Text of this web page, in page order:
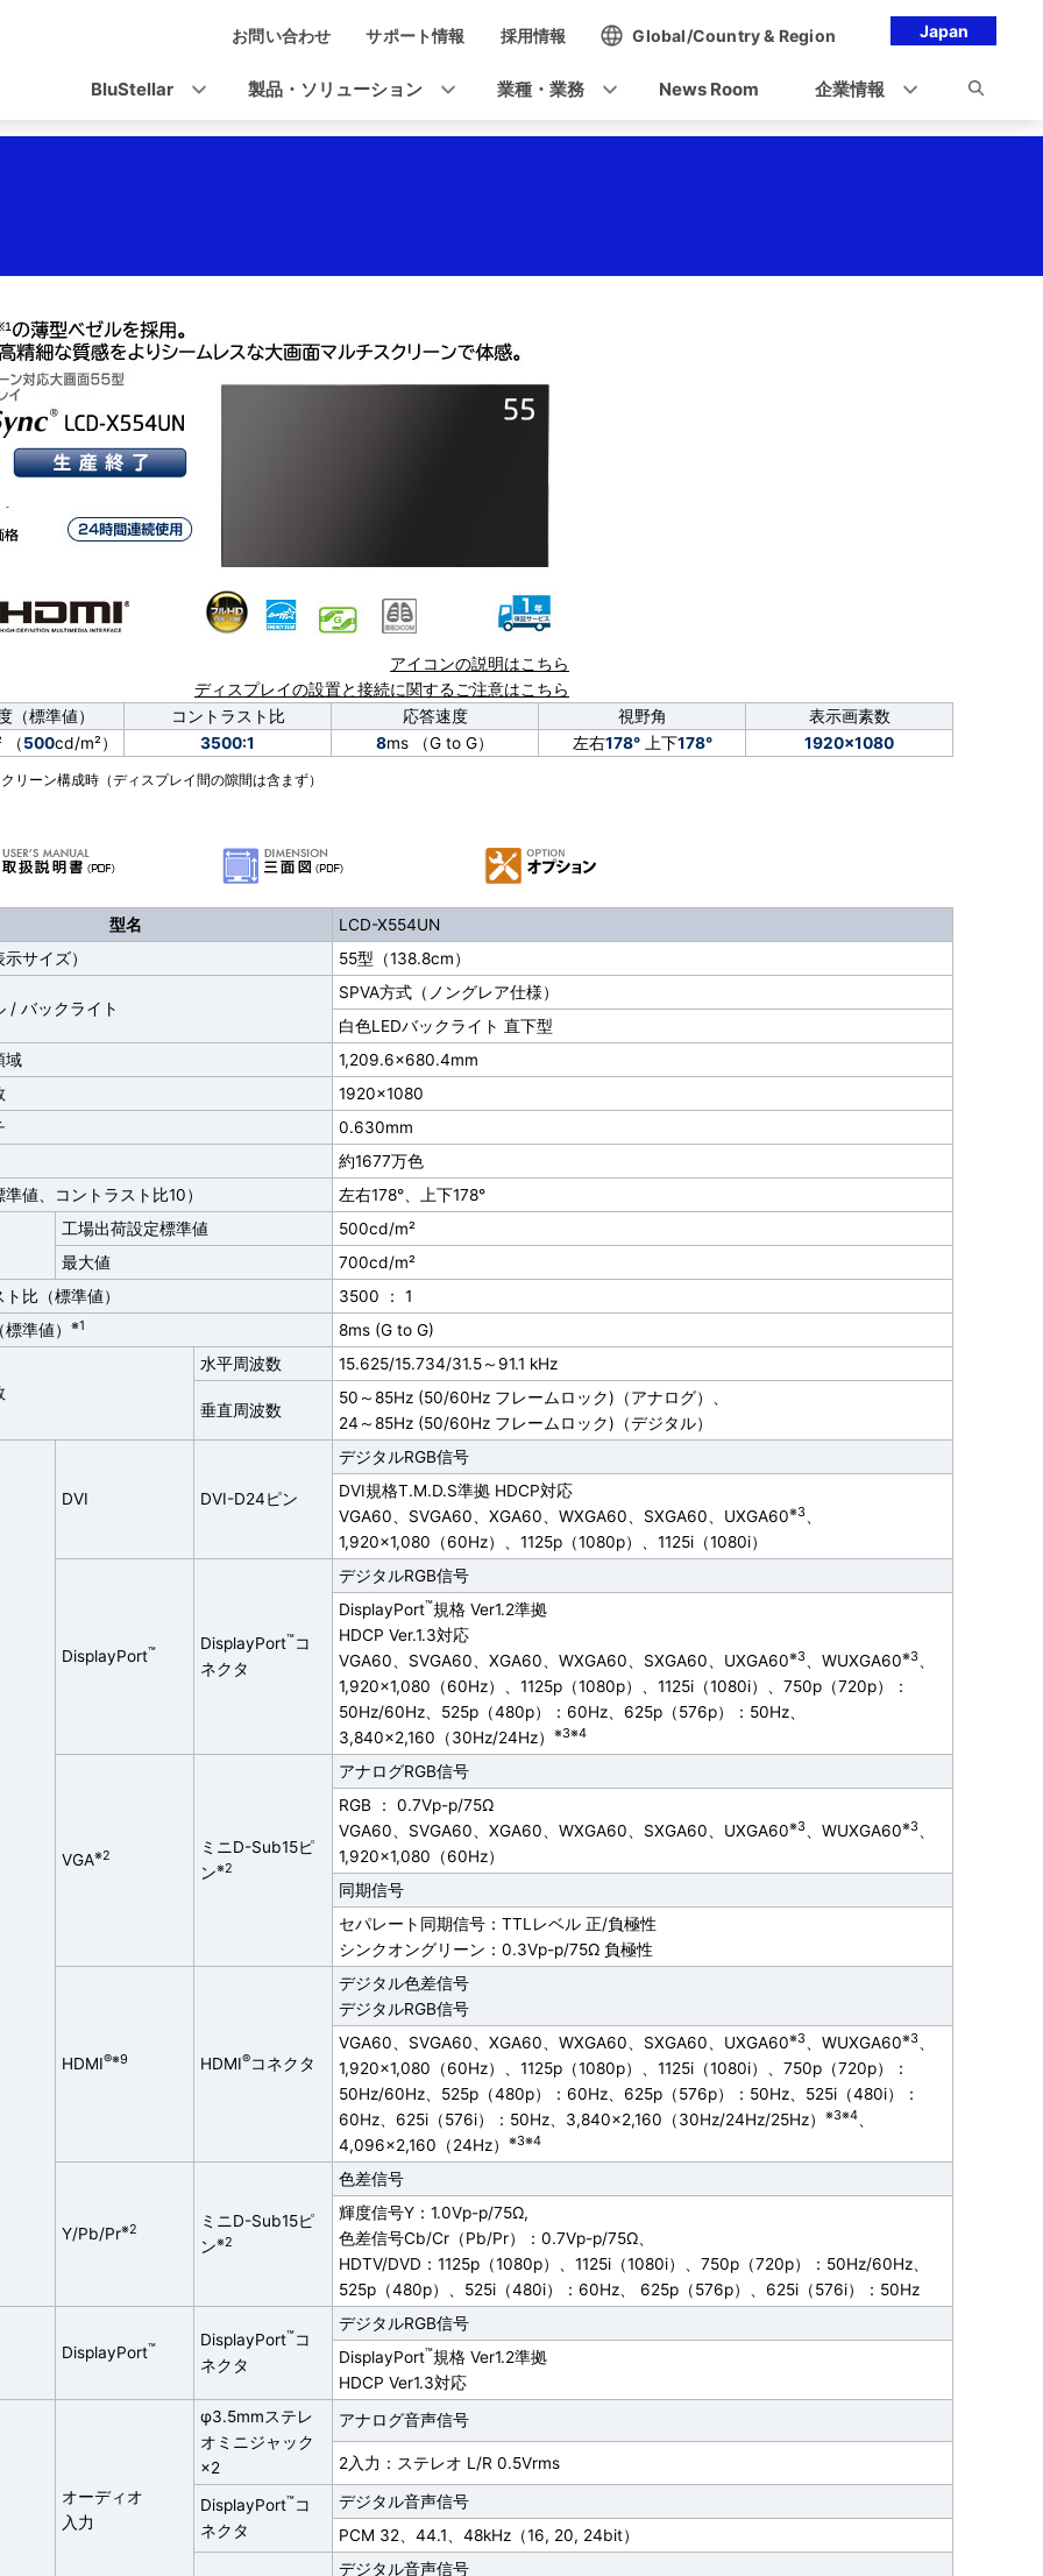
Japan
ゲ
お問い合わせ サポート情報 採用情報 Global/Country & Region
BluStellar 製品・ソリューション 業種・業務 News Room 企業情報
アイコンの説明はこちら
ディスプレイの設置と接続に関するご注意はこちら
（標準値） コントラスト比 応答速度 視野角
表示画素数
（500cd/m²） 3500:1 8ms （G to G） 左右178°上下178° 1920×1080
リーン構成時（ディスプレイ間の隙間は含まず）
型名
LCD-X554UN
サイズ）
55型（138.8cm）
/ バックライト
SPVA方式（ノングレア仕様）
白色LEDバックライト 直下型
域
1,209.6×680.4mm
1920×1080
0.630mm
約1677万色
値、コントラスト比10）
左右178°、上下178°
工場出荷設定標準値
500cd/m²
最大値
700cd/m²
比（標準値）
3500 ： 1
準値） ※1 8ms (G to G)
水平周波数 15.625/15.734/31.5～91.1 kHz
垂直周波数
50～85Hz (50/60Hz フレームロック)（アナログ）、
24～85Hz (50/60Hz フレームロック)（デジタル）
DVI DVI-D24ピン
デジタルRGB信号
DVI規格T.M.D.S準拠 HDCP対応
VGA60、SVGA60、XGA60、WXGA60、SXGA60、UXGA60※3
1,920×1,080（60Hz）、1125p（1080p）、1125i（1080i）
DisplayPort™ DisplayPort™コ
ネクタ
デジタルRGB信号
DisplayPort™規格 Ver1.2準拠
HDCP Ver.1.3対応
VGA60、SVGA60、XGA60、WXGA60、SXGA60、UXGA60※3 、WUXGA60※3
1,920×1,080（60Hz）、1125p（1080p）、1125i（1080i）、750p（720p）：
50Hz/60Hz、525p（480p）：60Hz、625p（576p）：50Hz、
3,840×2,160（30Hz/24Hz） ※3※4
VGA※2
ミニD-Sub15ピ
ン※2
アナログRGB信号
RGB ： 0.7Vp-p/75Ω
VGA60、SVGA60、XGA60、WXGA60、SXGA60、UXGA60※3 、WUXGA60※3
1,920×1,080（60Hz）
同期信号
セパレート同期信号：TTLレベル 正/負極性
シンクオングリーン：0.3Vp-p/75Ω 負極性
HDMI®※9 HDMI®コネクタ
デジタル色差信号
デジタルRGB信号
VGA60、SVGA60、XGA60、WXGA60、SXGA60、UXGA60※3 、WUXGA60※3
1,920×1,080（60Hz）、1125p（1080p）、1125i（1080i）、750p（720p）：
50Hz/60Hz、525p（480p）：60Hz、625p（576p）：50Hz、525i（480i）：
60Hz、625i（576i）：50Hz、3,840×2,160（30Hz/24Hz/25Hz） ※3※4
4,096×2,160（24Hz） ※3※4
Y/Pb/Pr※2
ミニD-Sub15ピ
ン※2
色差信号
輝度信号Y：1.0Vp-p/75Ω,
色差信号Cb/Cr（Pb/Pr）：0.7Vp-p/75Ω、
HDTV/DVD：1125p（1080p）、1125i（1080i）、750p（720p）：50Hz/60Hz、
525p（480p）、525i（480i）：60Hz、 625p（576p）、625i（576i）：50Hz
DisplayPort™ DisplayPort™コ
ネクタ
デジタルRGB信号
DisplayPort™規格 Ver1.2準拠
HDCP Ver1.3対応
オーディオ
入力
φ3.5mmステレ
オミニジャック
×2
アナログ音声信号
2入力：ステレオ L/R 0.5Vrms
DisplayPort™コ
ネクタ
デジタル音声信号
PCM 32、44.1、48kHz（16, 20, 24bit）
デジタル音声信号